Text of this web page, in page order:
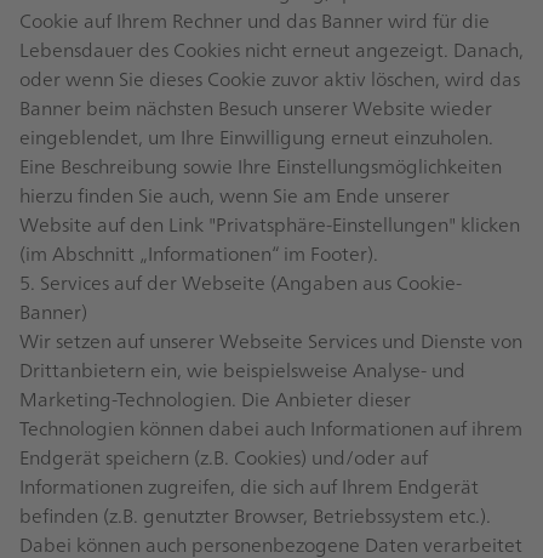
Cookie auf Ihrem Rechner und das Banner wird für die
Lebensdauer des Cookies nicht erneut angezeigt. Danach,
oder wenn Sie dieses Cookie zuvor aktiv löschen, wird das
Banner beim nächsten Besuch unserer Website wieder
eingeblendet, um Ihre Einwilligung erneut einzuholen.
Eine Beschreibung sowie Ihre Einstellungsmöglichkeiten
hierzu finden Sie auch, wenn Sie am Ende unserer
Website auf den Link "Privatsphäre-Einstellungen" klicken
(im Abschnitt „Informationen“ im Footer).
5. Services auf der Webseite (Angaben aus Cookie-
Banner)
Wir setzen auf unserer Webseite Services und Dienste von
Drittanbietern ein, wie beispielsweise Analyse- und
Marketing-Technologien. Die Anbieter dieser
Technologien können dabei auch Informationen auf ihrem
Endgerät speichern (z.B. Cookies) und/oder auf
Informationen zugreifen, die sich auf Ihrem Endgerät
befinden (z.B. genutzter Browser, Betriebssystem etc.).
Dabei können auch personenbezogene Daten verarbeitet